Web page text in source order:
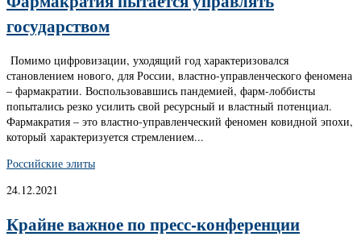
государством
Помимо цифровизации, уходящий год характеризовался
становлением нового, для России, властно-управленческого феномена
– фармакратии. Воспользовавшись пандемией, фарм-лоббисты
попытались резко усилить свой ресурсный и властный потенциал.
Фармакратия – это властно-управленческий феномен ковидной эпохи,
который характеризуется стремлением...
Российские элиты
24.12.2021
Крайне важное по пресс-конференции